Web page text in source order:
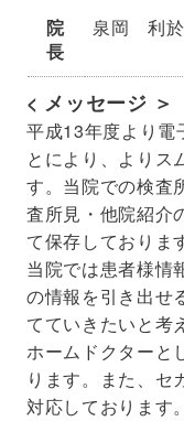
院
長
泉岡 利於
< メッセージ ＞
平成13年度より電
とにより、よりス
す。当院での検査
査所見・他院紹介
て保存しておりま
当院では患者様情
の情報を引き出せ
てていきたいと考
ホームドクターと
ります。また、セ
対応しております。